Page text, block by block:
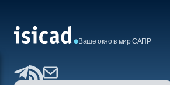
Ваше окно в мир САПР